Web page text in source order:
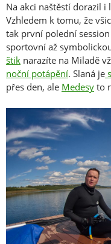
Na akci naštěstí dorazil
Vzhledem k tomu, že
tak první polední
sportovní až
štik narazíte na Miladě
noční potápění. Slaná je
přes den, ale Medesy to